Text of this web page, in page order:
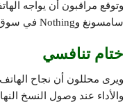
وتوقع مراقبون أن يواجه
سامسونغ وNothing في سوق مزدحمة.
ختام تنافسي
ويرى محللون أن نجاح
والأداء عند وصول النسخ